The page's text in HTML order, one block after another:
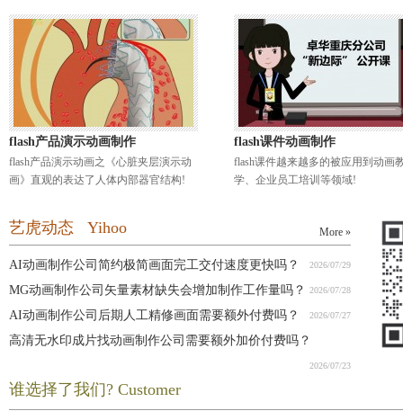
flash产品演示动画制作
flash产品演示动画之《心脏夹层演示动
画》直观的表达了人体内部器官结构!
flash课件动画制作
flash课件越来越多的被应用到动画
学、企业员工培训等领域!
艺虎动态 Yihoo More »
AI动画制作公司简约极简画面完工交付速度更快吗？ 2026/07/29
MG动画制作公司矢量素材缺失会增加制作工作量吗？ 2026/07/28
AI动画制作公司后期人工精修画面需要额外付费吗？ 2026/07/27
高清无水印成片找动画制作公司需要额外加价付费吗？
2026/07/23
谁选择了我们? Customer